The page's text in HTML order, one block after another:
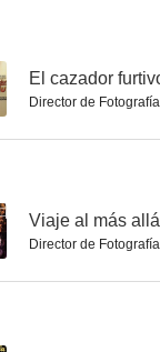
El cazador
Director de Fotografía
Viaje al más allá
Director de Fotografía